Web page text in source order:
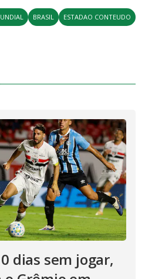
BRASIL
ESTADAO CONTEUDO
dias sem jogar,